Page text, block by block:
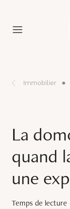
Immobilier
La
quand
une
Temps de lecture